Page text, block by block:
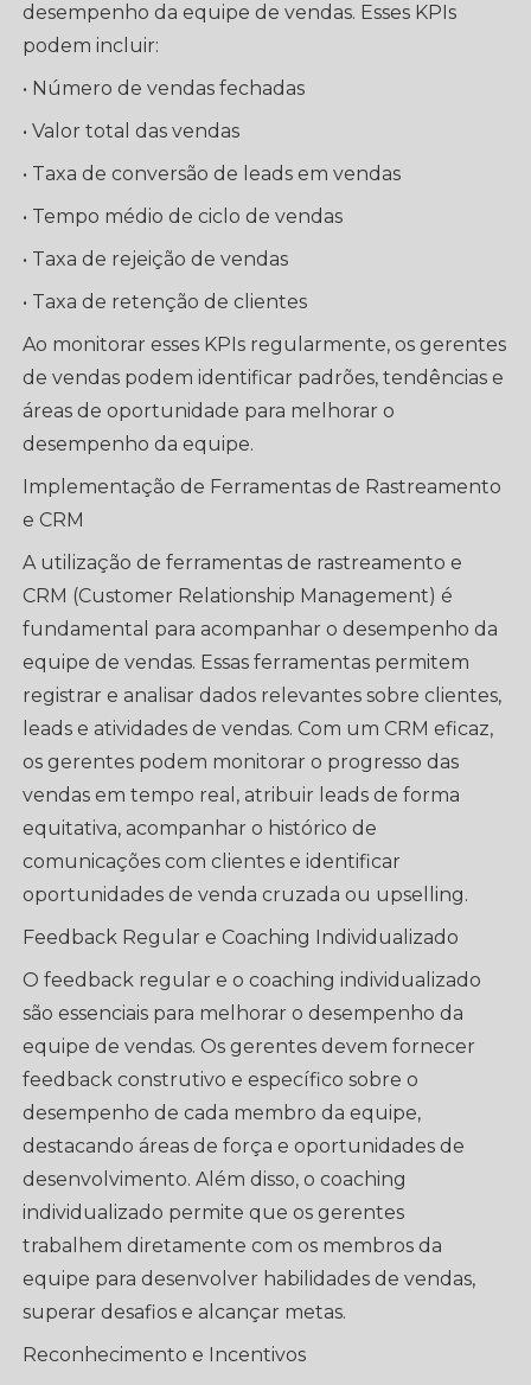
desempenho da equipe de vendas. Esses KPIs
podem incluir:
• Número de vendas fechadas
• Valor total das vendas
• Taxa de conversão de leads em vendas
• Tempo médio de ciclo de vendas
• Taxa de rejeição de vendas
• Taxa de retenção de clientes
Ao monitorar esses KPIs regularmente, os gerentes
de vendas podem identificar padrões, tendências e
áreas de oportunidade para melhorar o
desempenho da equipe.
Implementação de Ferramentas de Rastreamento
e CRM
A utilização de ferramentas de rastreamento e
CRM (Customer Relationship Management) é
fundamental para acompanhar o desempenho da
equipe de vendas. Essas ferramentas permitem
registrar e analisar dados relevantes sobre clientes,
leads e atividades de vendas. Com um CRM eficaz,
os gerentes podem monitorar o progresso das
vendas em tempo real, atribuir leads de forma
equitativa, acompanhar o histórico de
comunicações com clientes e identificar
oportunidades de venda cruzada ou upselling.
Feedback Regular e Coaching Individualizado
O feedback regular e o coaching individualizado
são essenciais para melhorar o desempenho da
equipe de vendas. Os gerentes devem fornecer
feedback construtivo e específico sobre o
desempenho de cada membro da equipe,
destacando áreas de força e oportunidades de
desenvolvimento. Além disso, o coaching
individualizado permite que os gerentes
trabalhem diretamente com os membros da
equipe para desenvolver habilidades de vendas,
superar desafios e alcançar metas.
Reconhecimento e Incentivos